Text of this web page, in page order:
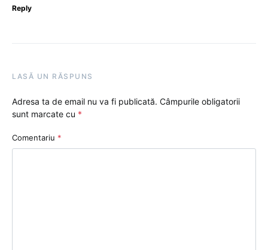
Reply
LASĂ UN RĂSPUNS
Adresa ta de email nu va fi publicată. Câmpurile obligatorii
sunt marcate cu *
Comentariu *